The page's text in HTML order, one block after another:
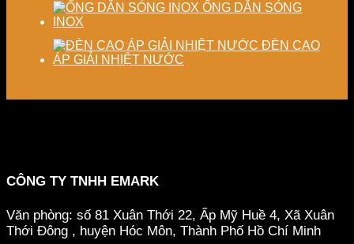
ỐNG DẪN SÓNG
INOX
ĐÈN CAO
ÁP GIẢI NHIỆT NƯỚC
CÔNG TY TNHH EMARK
Văn phòng: số 81 Xuân Thới 22, Ấp Mỹ Huề 4, Xã Xuân
Thới Đông , huyện Hóc Môn, Thành Phố Hồ Chí Minh